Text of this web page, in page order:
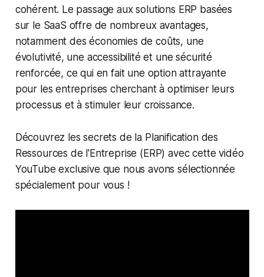
cohérent. Le passage aux solutions ERP basées
sur le SaaS offre de nombreux avantages,
notamment des économies de coûts, une
évolutivité, une accessibilité et une sécurité
renforcée, ce qui en fait une option attrayante
pour les entreprises cherchant à optimiser leurs
processus et à stimuler leur croissance.
Découvrez les secrets de la Planification des
Ressources de l'Entreprise (ERP) avec cette vidéo
YouTube exclusive que nous avons sélectionnée
spécialement pour vous !